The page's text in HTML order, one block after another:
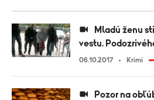
vestu.
06.10.2017 Krimi